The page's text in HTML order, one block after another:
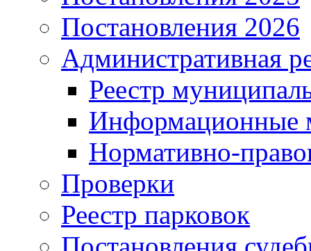
Постановления 2026
Административная
Реестр
Информационные
Нормативно-
Проверки
Реестр парковок